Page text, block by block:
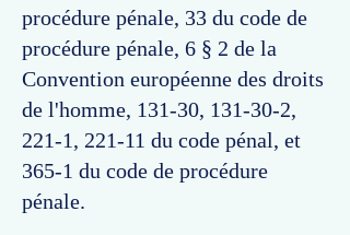
procédure pénale, 33 du code de
procédure pénale, 6 § 2 de la
Convention européenne des droits
de l'homme, 131-30, 131-30-2,
221-1, 221-11 du code pénal, et
365-1 du code de procédure
pénale.